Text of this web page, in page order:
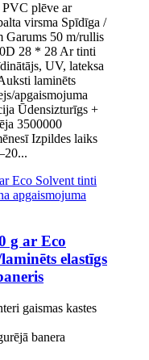
PVC plēve ar
virsma Spīdīga /
Garums 50 m/rullis
28 * 28 Ar tinti
UV, lateksa
laminēts
apgaismojuma
Ūdensizturīgs +
3500000
Izpildes laiks
g ar Eco
elastīgs
gaismas kastes
banera